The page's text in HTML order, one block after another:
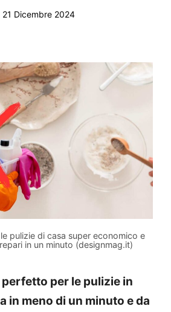
21 Dicembre 2024
pulizie di casa super economico e
in un minuto (designmag.it)
perfetto per le pulizie in
in meno di un minuto e da